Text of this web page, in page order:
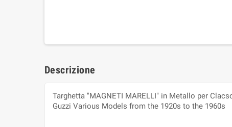
Descrizione
Targhetta "MAGNETI MARELLI" in Metallo per
Guzzi Various Models from the 1920s to the 1960s